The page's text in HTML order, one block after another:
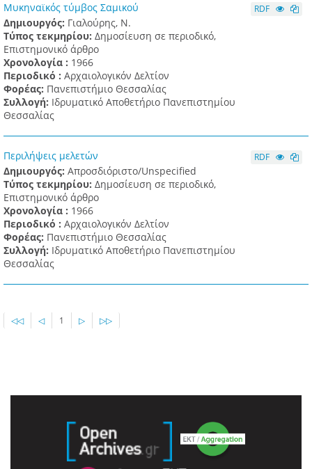
Μυκηναϊκός τύμβος Σαμικού
Δημιουργός: Γιαλούρης, Ν.
Τύπος τεκμηρίου: Δημοσίευση σε περιοδικό,
Επιστημονικό άρθρο
Χρονολογία : 1966
Περιοδικό : Αρχαιολογικόν Δελτίον
Φορέας: Πανεπιστήμιο Θεσσαλίας
Συλλογή: Ιδρυματικό Αποθετήριο Πανεπιστημίου
Θεσσαλίας
RDF
Περιλήψεις μελετών
Δημιουργός: Απροσδιόριστο/Unspecified
Τύπος τεκμηρίου: Δημοσίευση σε περιοδικό,
Επιστημονικό άρθρο
Χρονολογία : 1966
Περιοδικό : Αρχαιολογικόν Δελτίον
Φορέας: Πανεπιστήμιο Θεσσαλίας
Συλλογή: Ιδρυματικό Αποθετήριο Πανεπιστημίου
Θεσσαλίας
RDF
◁◁ ◁ 1 ▷ ▷▷